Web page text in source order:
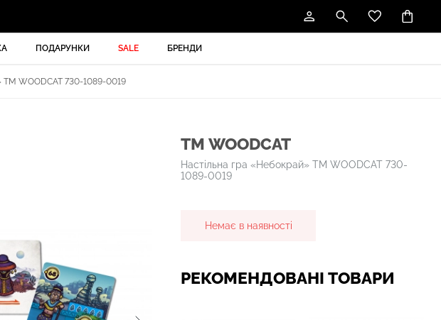
ПОДАРУНКИ SALE БРЕНДИ
WOODCAT 730-1089-0019
ТМ WOODCAT
Настільна гра «Небокрай» ТМ WOODCAT 730-
1089-0019
Немає в наявності
РЕКОМЕНДОВАНІ ТОВАРИ